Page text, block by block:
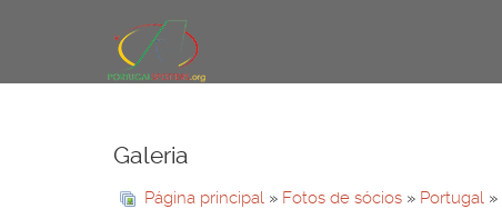
Galeria
Página principal » Fotos de sócios » Portugal »